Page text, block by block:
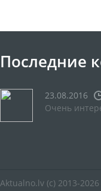
Последние
23.08.2016
Очень
Aktualno.lv (c) 2013-